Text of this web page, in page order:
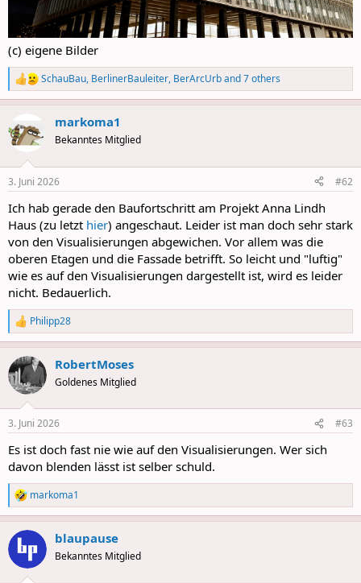
(c) eigene Bilder
R
e
a
c
t
i
s
SchauBau, BerlinerBauleiter, BerArcUrband 7 others
markoma1
Bekanntes Mitglied
3. Juni 2026 #62
Ich hab gerade den Baufortschritt am Projekt Anna Lindh
Haus (zu letzt hier) angeschaut. Leider ist man doch sehr stark
von den Visualisierungen abgewichen. Vor allem was die
oberen Etagen und die Fassade betrifft. So leicht und "luftig"
wie es auf den Visualisierungen dargestellt ist, wird es leider
nicht. Bedauerlich.
R
e
a
c
t
i
s
Philipp28
RobertMoses
Goldenes Mitglied
3. Juni 2026 #63
Es ist doch fast nie wie auf den Visualisierungen. Wer sich
davon blenden lässt ist selber schuld.
R
e
a
c
t
i
markoma1
blaupause
Bekanntes Mitglied